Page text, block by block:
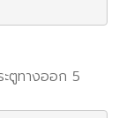
ตูทางออก 5